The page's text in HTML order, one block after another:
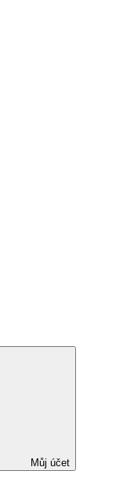
Můj účet